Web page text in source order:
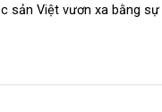
sản Việt vươn xa bằng sự